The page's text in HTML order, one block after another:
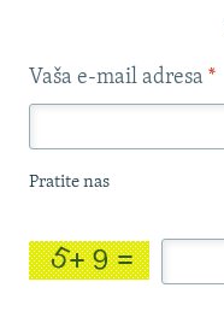
Vaša e-mail adresa *
Pratite nas